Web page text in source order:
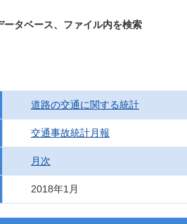
ータベース、ファイル内を検索
道路の交通に関する統計
交通事故統計月報
月次
2018年1月